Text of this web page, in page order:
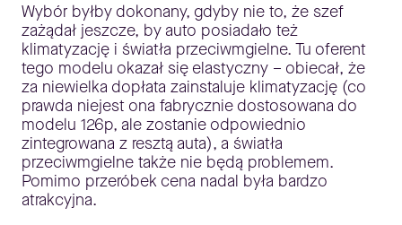
Wybór byłby dokonany, gdyby nie to, że szef
zażądał jeszcze, by auto posiadało też
klimatyzację i światła przeciwmgielne. Tu oferent
tego modelu okazał się elastyczny – obiecał, że
za niewielka dopłata zainstaluje klimatyzację (co
prawda niejest ona fabrycznie dostosowana do
modelu 126p, ale zostanie odpowiednio
zintegrowana z resztą auta), a światła
przeciwmgielne także nie będą problemem.
Pomimo przeróbek cena nadal była bardzo
atrakcyjna.